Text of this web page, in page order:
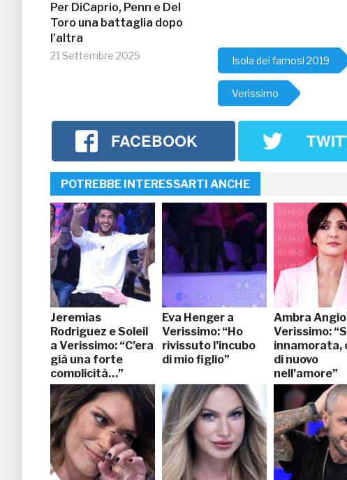
Per DiCaprio, Penn e Del
Toro una battaglia dopo
l’altra
21 Settembre 2025 Isola dei famosi 2019
Verissimo
FACEBOOK
POTREBBE INTERESSARTI ANCHE
Jeremias
Rodriguez e Soleil
a Verissimo: “C’era
già una forte
complicità…”
Eva Henger a
Verissimo: “Ho
rivissuto l’incubo
di mio figlio”
Ambra
Verissimo:
innamorata,
di nuovo
nell’amore”